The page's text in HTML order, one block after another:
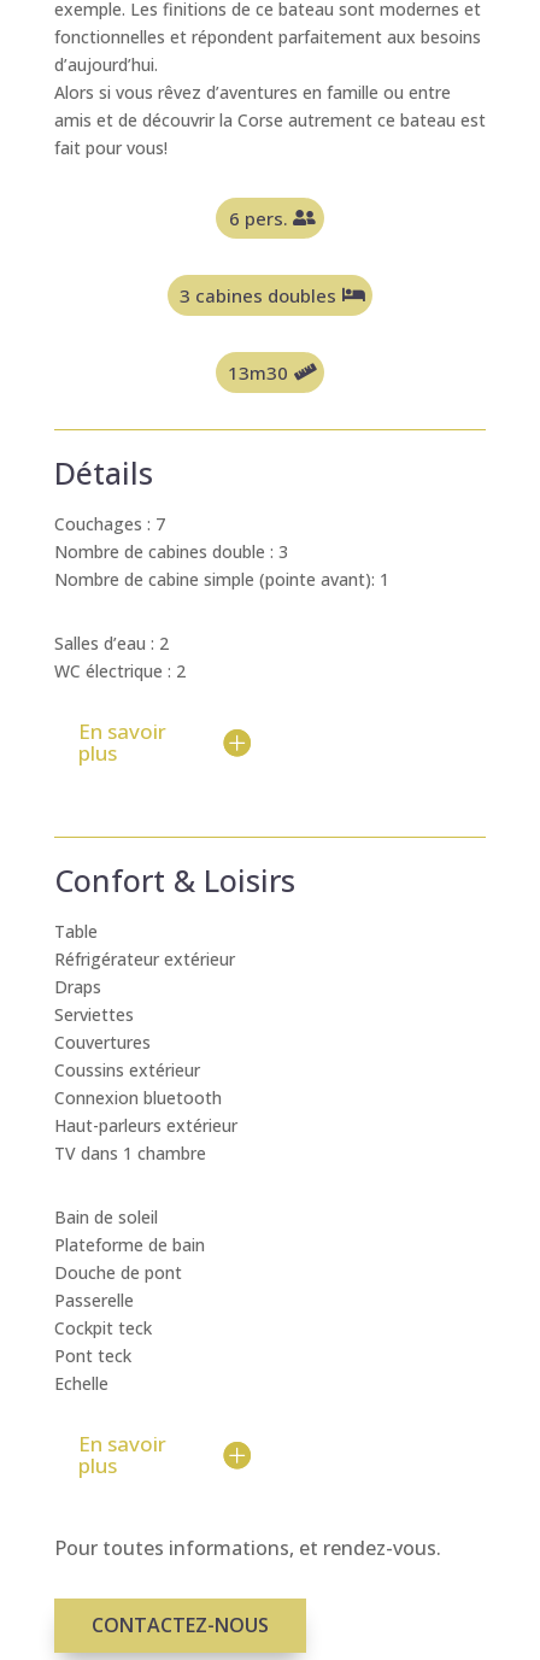
exemple. Les finitions de ce bateau sont modernes et
fonctionnelles et répondent parfaitement aux besoins
d’aujourd’hui.
Alors si vous rêvez d’aventures en famille ou entre
amis et de découvrir la Corse autrement ce bateau est
fait pour vous!
6 pers.
3 cabines doubles
13m30
Détails
Couchages : 7
Nombre de cabines double : 3
Nombre de cabine simple (pointe avant): 1
Salles d’eau : 2
WC électrique : 2
En savoir
plus
Confort & Loisirs
Table
Réfrigérateur extérieur
Draps
Serviettes
Couvertures
Coussins extérieur
Connexion bluetooth
Haut-parleurs extérieur
TV dans 1 chambre
Bain de soleil
Plateforme de bain
Douche de pont
Passerelle
Cockpit teck
Pont teck
Echelle
En savoir
plus
Pour toutes informations, et rendez-vous.
CONTACTEZ-NOUS